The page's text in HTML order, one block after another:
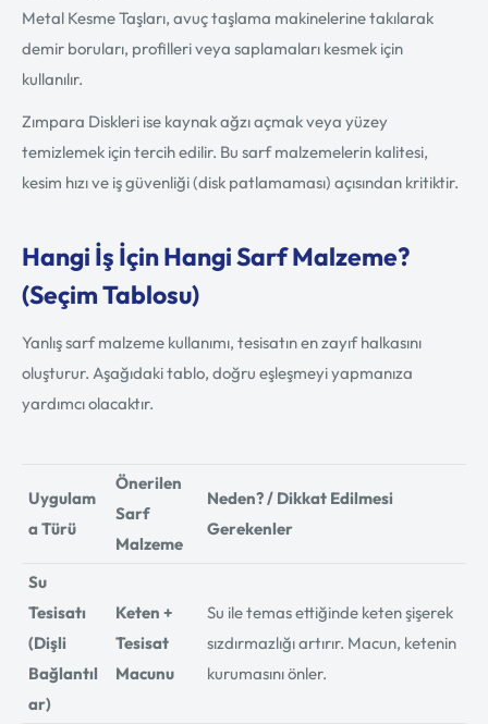
Metal Kesme Taşları, avuç taşlama makinelerine takılarak
demir boruları, profilleri veya saplamaları kesmek için
kullanılır.
Zımpara Diskleri ise kaynak ağzı açmak veya yüzey
temizlemek için tercih edilir. Bu sarf malzemelerin kalitesi,
kesim hızı ve iş güvenliği (disk patlamaması) açısından kritiktir.
Hangi İş İçin Hangi Sarf Malzeme?
(Seçim Tablosu)
Yanlış sarf malzeme kullanımı, tesisatın en zayıf halkasını
oluşturur. Aşağıdaki tablo, doğru eşleşmeyi yapmanıza
yardımcı olacaktır.
Uygulam
a Türü
Önerilen
Sarf
Malzeme
Neden? / Dikkat Edilmesi
Gerekenler
Su
Tesisatı
(Dişli
Bağlantıl
ar)
Keten +
Tesisat
Macunu
Su ile temas ettiğinde keten şişerek
sızdırmazlığı artırır. Macun, ketenin
kurumasını önler.